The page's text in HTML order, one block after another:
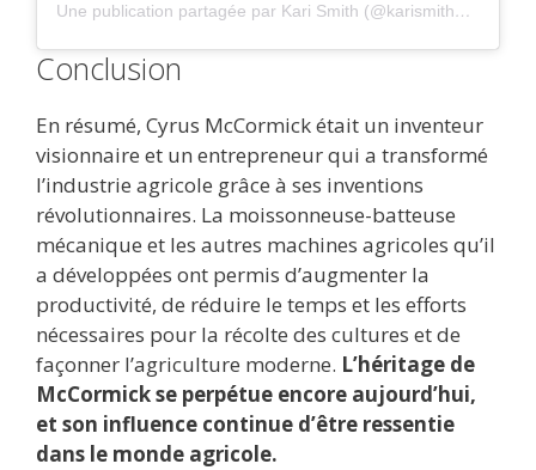
Une publication partagée par Kari Smith (@karismithwrites)
Conclusion
En résumé, Cyrus McCormick était un inventeur
visionnaire et un entrepreneur qui a transformé
l’industrie agricole grâce à ses inventions
révolutionnaires. La moissonneuse-batteuse
mécanique et les autres machines agricoles qu’il
a développées ont permis d’augmenter la
productivité, de réduire le temps et les efforts
nécessaires pour la récolte des cultures et de
façonner l’agriculture moderne. L’héritage de
McCormick se perpétue encore aujourd’hui,
et son influence continue d’être ressentie
dans le monde agricole.